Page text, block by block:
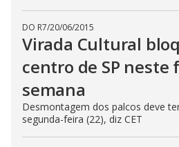
DO R7/20/06/2015
Virada Cultural
centro de SP neste
semana
Desmontagem dos palcos deve
segunda-feira (22), diz CET